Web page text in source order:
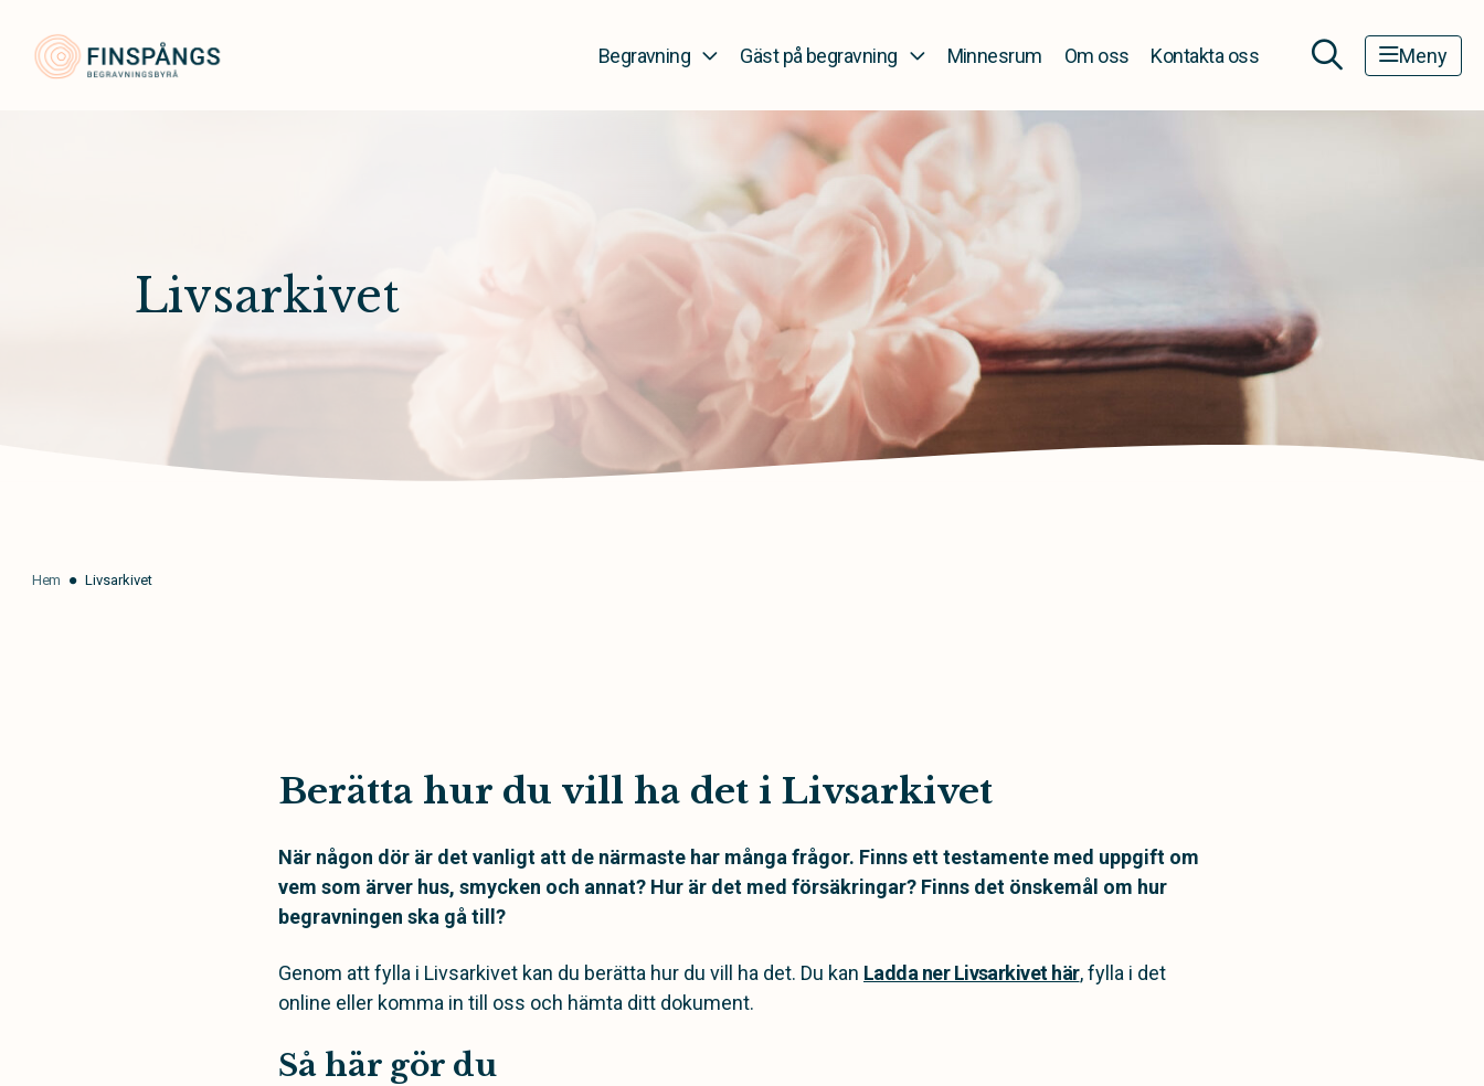
Begravning Gäst på begravning Minnesrum Om oss Kontakta oss Meny
Livsarkivet
Hem Livsarkivet
Berätta hur du vill ha det i Livsarkivet
När någon dör är det vanligt att de närmaste har många frågor. Finns ett testamente med uppgift om
vem som ärver hus, smycken och annat? Hur är det med försäkringar? Finns det önskemål om hur
begravningen ska gå till?
Genom att fylla i Livsarkivet kan du berätta hur du vill ha det. Du kan Ladda ner Livsarkivet här, fylla i det
online eller komma in till oss och hämta ditt dokument.
Så här gör du